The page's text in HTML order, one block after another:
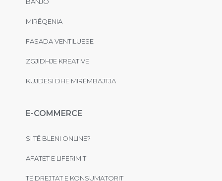
MIRËQENIA
FASADA VENTILUESE
ZGJIDHJE KREATIVE
KUJDESI DHE MIRËMBAJTJA
E-COMMERCE
SI TË BLENI ONLINE?
AFATET E LIFERIMIT
TË DREJTAT E KONSUMATORIT